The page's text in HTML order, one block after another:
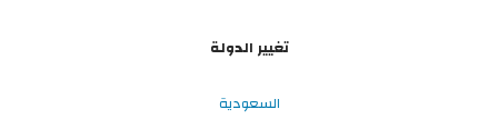
تغيير الدولة
السعودية